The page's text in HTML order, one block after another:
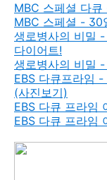
MBC 스페셜 다큐
MBC 스페셜 - 30
생로병사의 비밀
다이어트!
생로병사의 비밀
EBS 다큐프라임
(사진보기)
EBS 다큐 프라임
EBS 다큐 프라임